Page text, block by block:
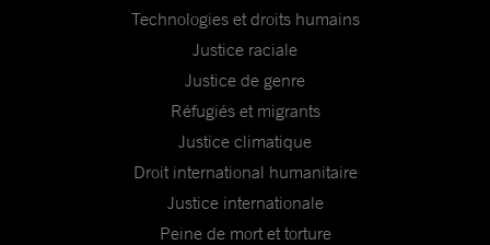
Technologies et droits humains
Justice raciale
Justice de genre
Réfugiés et migrants
Justice climatique
Droit international humanitaire
Justice internationale
Peine de mort et torture